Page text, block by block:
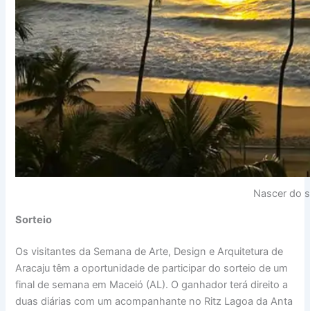
Nascer do
Sorteio
Os visitantes da Semana de Arte, Design e Arquitetura de
Aracaju têm a oportunidade de participar do sorteio de um
final de semana em Maceió (AL). O ganhador terá direito a
duas diárias com um acompanhante no Ritz Lagoa da Anta